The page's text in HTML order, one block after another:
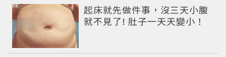
起床就先做件事，沒三天小腹
就不見了! 肚子一天天變小！
PR